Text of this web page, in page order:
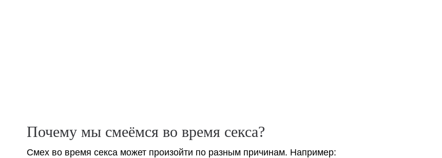
Почему мы смеёмся во время секса?
Смех во время секса может произойти по разным причинам. Например: